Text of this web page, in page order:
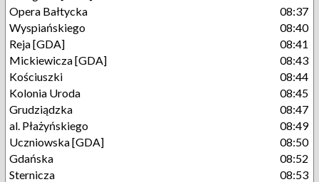
Opera Bałtycka
08:37
Wyspiańskiego
08:40
Reja [GDA]
08:41
Mickiewicza [GDA]
08:43
Kościuszki
08:44
Kolonia Uroda
08:45
Grudziądzka
08:47
al. Płażyńskiego
08:49
Uczniowska [GDA]
08:50
Gdańska
08:52
Sternicza
08:53